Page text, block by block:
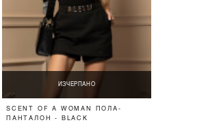
ИЗЧЕРПАНО
SCENT OF A WOMAN ПОЛА-
ПАНТАЛОН - BLACK